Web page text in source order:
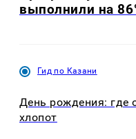
выполнили на
Гид по Казани
День рождения: где
хлопот